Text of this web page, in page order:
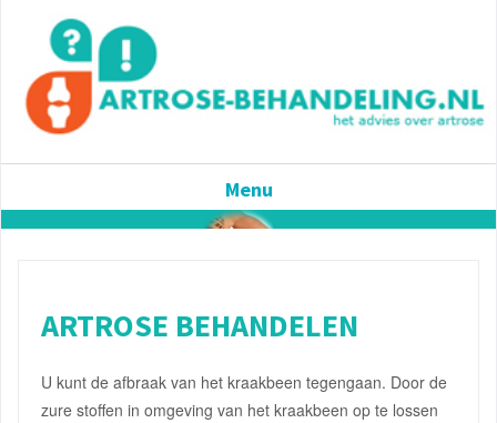
Menu
ARTROSE BEHANDELEN
U kunt de afbraak van het kraakbeen tegengaan. Door de
zure stoffen in omgeving van het kraakbeen op te lossen